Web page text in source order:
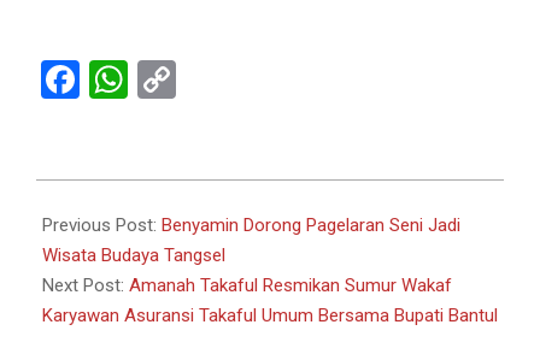
Facebook
WhatsApp
04-
29
Previous Post: Benyamin Dorong Pagelaran Seni Jadi
Wisata Budaya Tangsel
Next Post: Amanah Takaful Resmikan Sumur Wakaf
Karyawan Asuransi Takaful Umum Bersama Bupati Bantul